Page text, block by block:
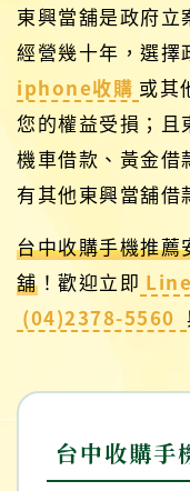
東興當舖是政府立
經營幾十年，選擇
iphone收購 或其
您的權益受損；且
機車借款、黃金借
有其他東興當舖借
台中收購手機推薦
舖！歡迎立即
(04)2378-5560
台中收購手